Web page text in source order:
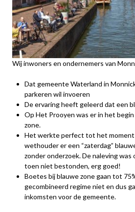
Wij inwoners en ondernemers van
Dat gemeente Waterland in
parkeren wil invoeren
De ervaring heeft geleerd dat een
Op Het Prooyen was er in het
zone.
Het werkte perfect tot het moment
wethouder er een “zaterdag”
zonder onderzoek. De naleving was
toen niet bestonden, erg goed!
Boetes bij blauwe zone gaan tot
gecombineerd regime niet en dus
inkomsten voor de gemeente.